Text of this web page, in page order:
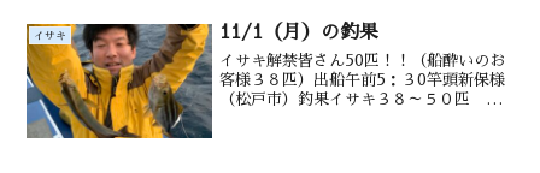
イサキ 11/1（月）の釣果
イサキ解禁皆さん50匹！！（船酔いのお
客様３８匹）出船午前5：３0竿頭新保様
（松戸市）釣果イサキ３８～５０匹 ス